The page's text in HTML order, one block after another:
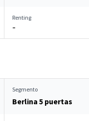
Renting
–
Segmento
Berlina 5 puertas